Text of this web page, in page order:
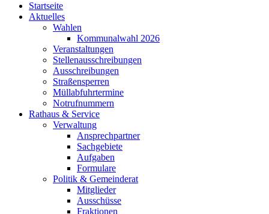
Startseite
Aktuelles
Wahlen
Kommunalwahl 2026
Veranstaltungen
Stellenausschreibungen
Ausschreibungen
Straßensperren
Müllabfuhrtermine
Notrufnummern
Rathaus & Service
Verwaltung
Ansprechpartner
Sachgebiete
Aufgaben
Formulare
Politik & Gemeinderat
Mitglieder
Ausschüsse
Fraktionen